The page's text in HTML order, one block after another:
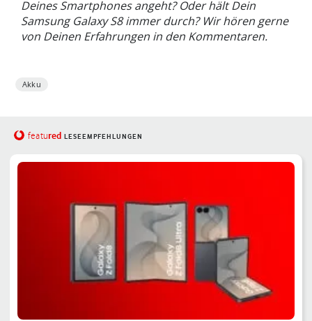
Deines Smartphones angeht? Oder hält Dein
Samsung Galaxy S8 immer durch? Wir hören gerne
von Deinen Erfahrungen in den Kommentaren.
Akku
featured LESEEMPFEHLUNGEN